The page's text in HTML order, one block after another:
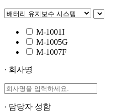
M-1001I
M-1005G
M-1007F
· 회사명
· 담당자 성함